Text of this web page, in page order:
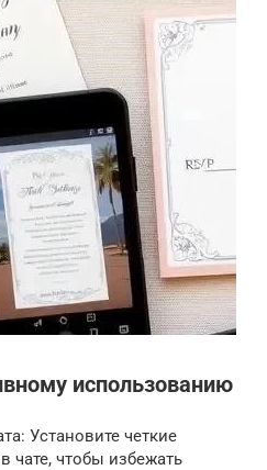
использованию
Установите четкие
чате, чтобы избежать